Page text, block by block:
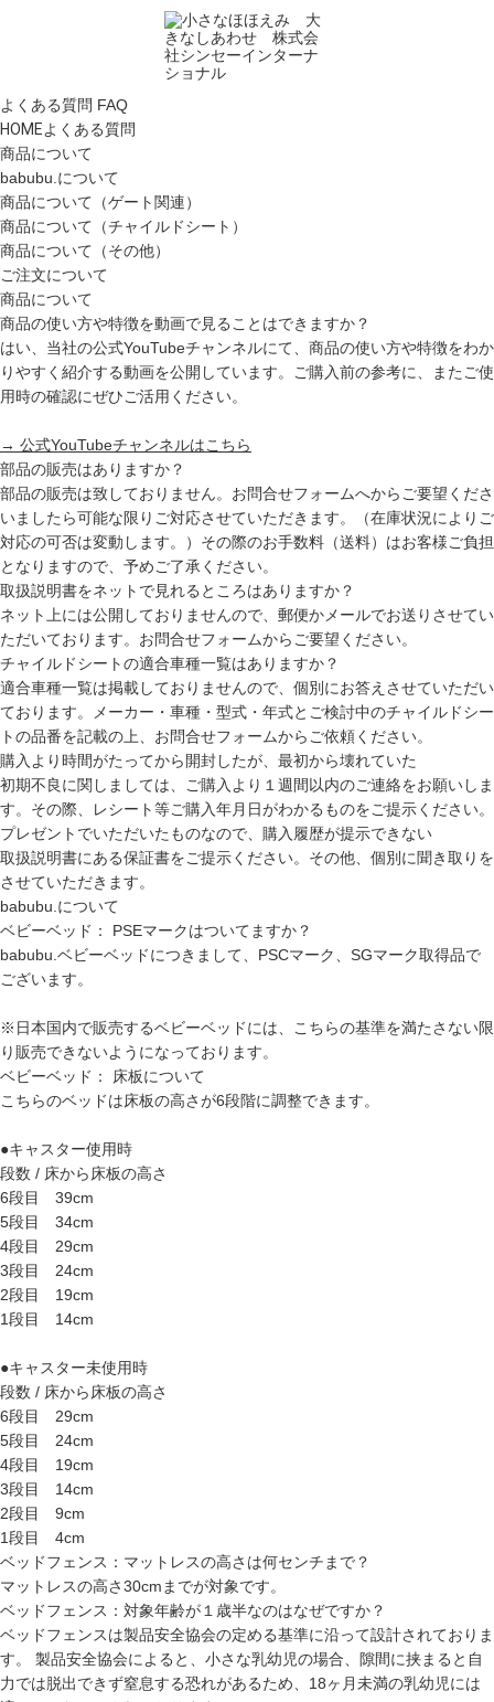
よくある質問 FAQ
HOMEよくある質問
商品について
babubu.について
商品について（ゲート関連）
商品について（チャイルドシート）
商品について（その他）
ご注文について
商品について
商品の使い方や特徴を動画で見ることはできますか？
はい、当社の公式YouTubeチャンネルにて、商品の使い方や特徴をわか
りやすく紹介する動画を公開しています。ご購入前の参考に、またご使
用時の確認にぜひご活用ください。
→ 公式YouTubeチャンネルはこちら
部品の販売はありますか？
部品の販売は致しておりません。お問合せフォームへからご要望くださ
いましたら可能な限りご対応させていただきます。（在庫状況によりご
対応の可否は変動します。）その際のお手数料（送料）はお客様ご負担
となりますので、予めご了承ください。
取扱説明書をネットで見れるところはありますか？
ネット上には公開しておりませんので、郵便かメールでお送りさせてい
ただいております。お問合せフォームからご要望ください。
チャイルドシートの適合車種一覧はありますか？
適合車種一覧は掲載しておりませんので、個別にお答えさせていただい
ております。メーカー・車種・型式・年式とご検討中のチャイルドシー
トの品番を記載の上、お問合せフォームからご依頼ください。
購入より時間がたってから開封したが、最初から壊れていた
初期不良に関しましては、ご購入より１週間以内のご連絡をお願いしま
す。その際、レシート等ご購入年月日がわかるものをご提示ください。
プレゼントでいただいたものなので、購入履歴が提示できない
取扱説明書にある保証書をご提示ください。その他、個別に聞き取りを
させていただきます。
babubu.について
ベビーベッド： PSEマークはついてますか？
babubu.ベビーベッドにつきまして、PSCマーク、SGマーク取得品で
ございます。
※日本国内で販売するベビーベッドには、こちらの基準を満たさない限
り販売できないようになっております。
ベビーベッド： 床板について
こちらのベッドは床板の高さが6段階に調整できます。
●キャスター使用時
段数 / 床から床板の高さ
6段目 39cm
5段目 34cm
4段目 29cm
3段目 24cm
2段目 19cm
1段目 14cm
●キャスター未使用時
段数 / 床から床板の高さ
6段目 29cm
5段目 24cm
4段目 19cm
3段目 14cm
2段目 9cm
1段目 4cm
ベッドフェンス：マットレスの高さは何センチまで？
マットレスの高さ30cmまでが対象です。
ベッドフェンス：対象年齢が１歳半なのはなぜですか？
ベッドフェンスは製品安全協会の定める基準に沿って設計されておりま
す。 製品安全協会によると、小さな乳幼児の場合、隙間に挟まると自
力では脱出できず窒息する恐れがあるため、18ヶ月未満の乳幼児には